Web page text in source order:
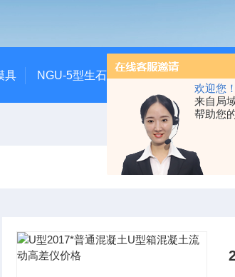
欢迎您！
来自局
帮助您
具 NGU-5型生石灰消化器（保温带盖消化
当